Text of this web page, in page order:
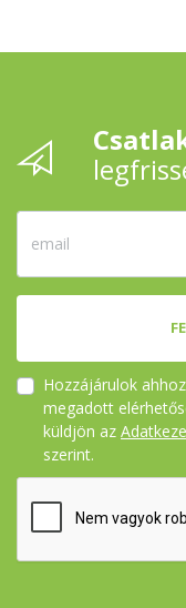
Hozzájárulok
megadott
küldjön az
szerint.